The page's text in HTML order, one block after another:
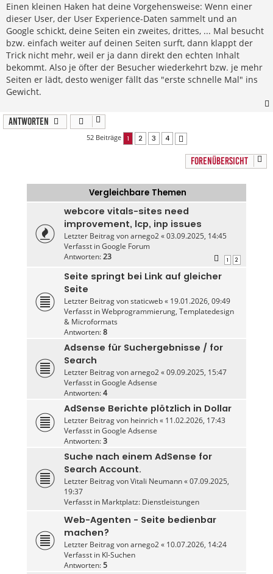
g
Einen kleinen Haken hat deine Vorgehensweise: Wenn einer
dieser User, der User Experience-Daten sammelt und an
Google schickt, deine Seiten ein zweites, drittes, ... Mal besucht
bzw. einfach weiter auf deinen Seiten surft, dann klappt der
Trick nicht mehr, weil er ja dann direkt den echten Inhalt
bekommt. Also je öfter der Besucher wiederkehrt bzw. je mehr
Seiten er lädt, desto weniger fällt das "erste schnelle Mal" ins
Gewicht.
Antworten
52 Beiträge 1 2 3 4
FORENÜBERSICHT
Vergleichbare Themen
webcore vitals-sites need
improvement, lcp, inp issues
Letzter Beitrag vonarnego2«03.09.2025, 14:45
Verfasst inGoogle Forum
Antworten:23 1 2
Seite springt bei Link auf gleicher
Seite
Letzter Beitrag vonstaticweb« 19.01.2026, 09:49
Verfasst inWebprogrammierung, Templatedesign
& Microformats
Antworten:8
Adsense für Suchergebnisse / for
Search
Letzter Beitrag vonarnego2«09.09.2025, 15:47
Verfasst inGoogle Adsense
Antworten:4
AdSense Berichte plötzlich in Dollar
Letzter Beitrag von heinrich« 11.02.2026, 17:43
Verfasst inGoogle Adsense
Antworten:3
Suche nach einem AdSense for
Search Account.
Letzter Beitrag vonVitali Neumann«07.09.2025,
19:37
Verfasst in Marktplatz: Dienstleistungen
Web-Agenten - Seite bedienbar
machen?
Letzter Beitrag vonarnego2« 10.07.2026, 14:24
Verfasst in KI-Suchen
Antworten:5